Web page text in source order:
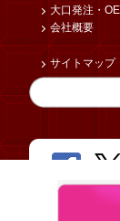
大口発注・
会社概要
サイトマップ